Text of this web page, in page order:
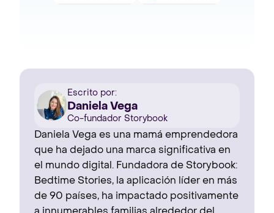
Escrito por:
Daniela Vega
Co-fundador Storybook
Daniela Vega es una mamá emprendedora
que ha dejado una marca significativa en
el mundo digital. Fundadora de Storybook:
Bedtime Stories, la aplicación líder en más
de 90 países, ha impactado positivamente